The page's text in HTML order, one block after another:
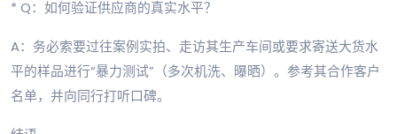
* Q：如何验证供应商的真实水平？
A：务必索要过往案例实拍、走访其生产车间或要求寄送大货水
平的样品进行“暴力测试”（多次机洗、曝晒）。参考其合作客户
名单，并向同行打听口碑。